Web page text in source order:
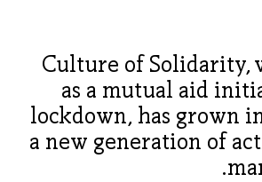
Culture of Solidarity,
as a mutual aid
lockdown, has grown
a new generation of